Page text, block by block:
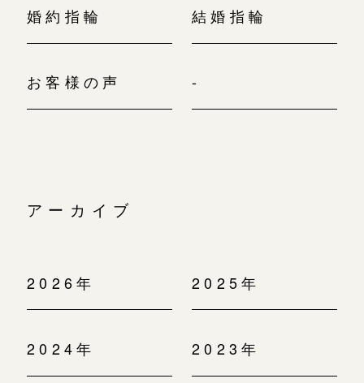
婚約指輪 結婚指輪
お客様の声 -
アーカイブ
2026年 2025年
2024年 2023年